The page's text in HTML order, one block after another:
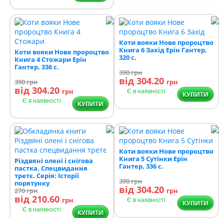
Коти вояки Нове пророцтво
Книга 4 Стожари Ерін
Гантер, 336 с.
390грн
від 304.20 грн
Є в наявності КУПИТИ
Коти вояки Нове пророцтво
Книга 6 Захід Ерін Гантер,
320 с.
390грн
від 304.20 грн
Є в наявності КУПИТИ
Різдвяні олені і снігова
пастка. Спецвидання
третє. Серія: Історії
порятунку
270грн
від 210.60 грн
Є в наявності КУПИТИ
Коти вояки Нове пророцтво
Книга 5 Сутінки Ерін
Гантер, 336 с.
390грн
від 304.20 грн
Є в наявності КУПИТИ